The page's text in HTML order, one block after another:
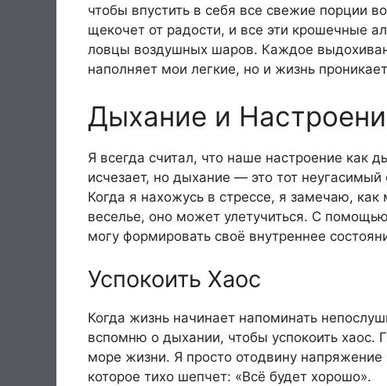
чтобы впустить в себя все свежие порции
щекочет от радости, и все эти крошечные
ловцы воздушных шаров. Каждое
наполняет мои легкие, но и жизнь
Дыхание и
Я всегда считал, что наше настроение как
исчезает, но дыхание — это тот
Когда я нахожусь в стрессе, я замечаю,
веселье, оно может улетучиться. С
могу формировать своё внутреннее
Успокоить Хаос
Когда жизнь начинает напоминать
вспомню о дыхании, чтобы успокоить хаос.
море жизни. Я просто отодвину
которое тихо шепчет: «Всё будет хорошо».